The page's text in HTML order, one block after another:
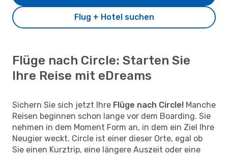
Flug + Hotel suchen
Flüge nach Circle: Starten Sie
Ihre Reise mit eDreams
Sichern Sie sich jetzt Ihre Flüge nach Circle! Manche
Reisen beginnen schon lange vor dem Boarding. Sie
nehmen in dem Moment Form an, in dem ein Ziel Ihre
Neugier weckt. Circle ist einer dieser Orte, egal ob
Sie einen Kurztrip, eine längere Auszeit oder eine